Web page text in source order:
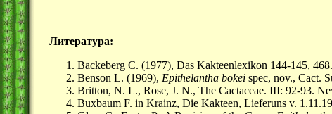
Литература:
Backeberg С. (1977), Das Kakteenlexikon 144-145, 468.
Benson L. (1969), Epithelantha bokei spec, nov., Cact.
Britton, N. L., Rose, J. N., The Cactaceae. III: 92-93.
Buxbaum F. in Krainz, Die Kakteen, Lieferuns v.